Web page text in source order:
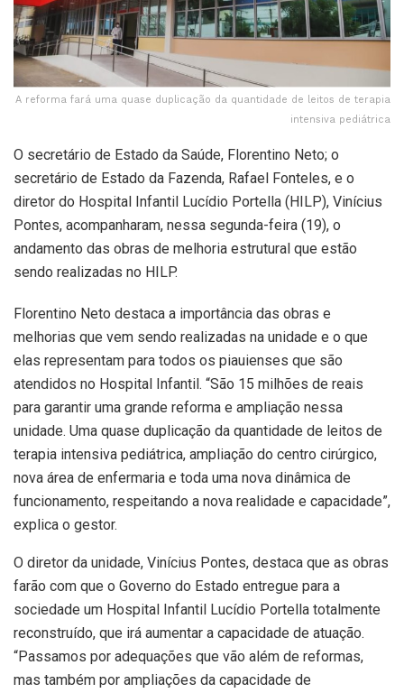
A reforma fará uma quase duplicação da quantidade de leitos de terapia
intensiva pediátrica
O secretário de Estado da Saúde, Florentino Neto; o
secretário de Estado da Fazenda, Rafael Fonteles, e o
diretor do Hospital Infantil Lucídio Portella (HILP), Vinícius
Pontes, acompanharam, nessa segunda-feira (19), o
andamento das obras de melhoria estrutural que estão
sendo realizadas no HILP.
Florentino Neto destaca a importância das obras e
melhorias que vem sendo realizadas na unidade e o que
elas representam para todos os piauienses que são
atendidos no Hospital Infantil. “São 15 milhões de reais
para garantir uma grande reforma e ampliação nessa
unidade. Uma quase duplicação da quantidade de leitos de
terapia intensiva pediátrica, ampliação do centro cirúrgico,
nova área de enfermaria e toda uma nova dinâmica de
funcionamento, respeitando a nova realidade e capacidade”,
explica o gestor.
O diretor da unidade, Vinícius Pontes, destaca que as obras
farão com que o Governo do Estado entregue para a
sociedade um Hospital Infantil Lucídio Portella totalmente
reconstruído, que irá aumentar a capacidade de atuação.
“Passamos por adequações que vão além de reformas,
mas também por ampliações da capacidade de